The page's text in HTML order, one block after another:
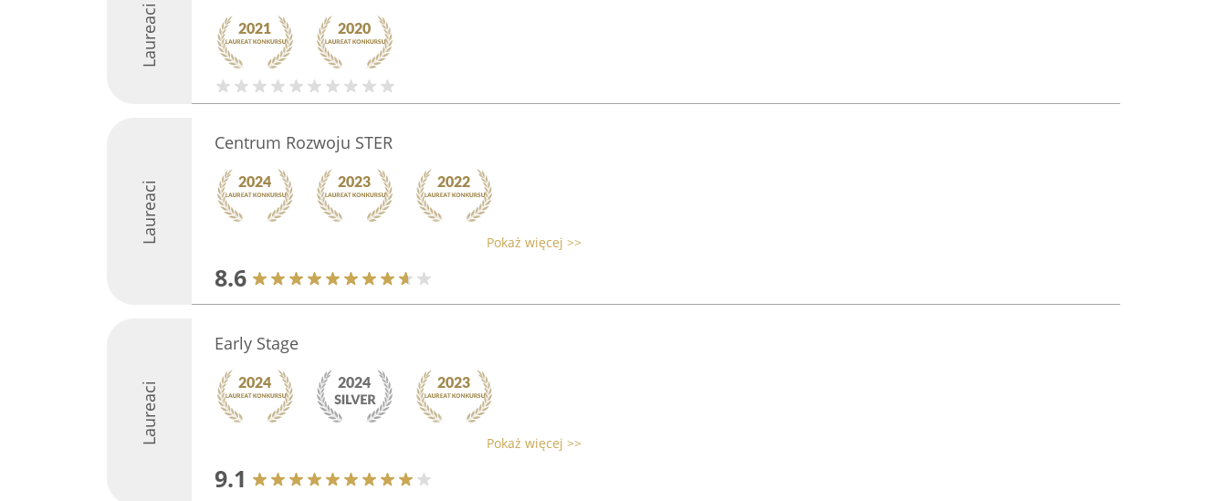
Laureaci
Laureaci
Centrum Rozwoju STER
Pokaż więcej >>
8.6
Laureaci
Early Stage
Pokaż więcej >>
9.1